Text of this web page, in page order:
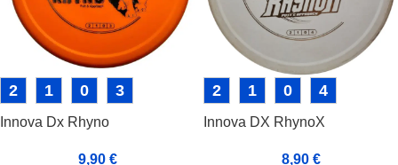
2 1 0 3
Innova Dx Rhyno
9,90 €
2 1 0 4
Innova DX RhynoX
8,90 €